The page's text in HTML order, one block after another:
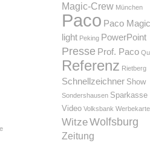
Magic-Crew München
Paco Paco Magic
light Peking PowerPoint
Presse Prof. Paco
Referenz Rietberg
Schnellzeichner Show
Sondershausen Sparkasse
Video Volksbank
WitzeWolfsburg
Zeitung